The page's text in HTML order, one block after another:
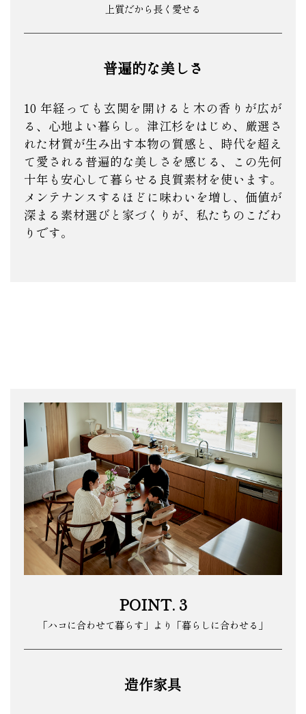
上質だから長く愛せる
普遍的な美しさ
10 年経っても玄関を開けると木の香りが広が
る、心地よい暮らし。津江杉をはじめ、厳選さ
れた材質が生み出す本物の質感と、時代を超え
て愛される普遍的な美しさを感じる、この先何
十年も安心して暮らせる良質素材を使います。
メンテナンスするほどに味わいを増し、価値が
深まる素材選びと家づくりが、私たちのこだわ
りです。
POINT. 3
「ハコに合わせて暮らす」より「暮らしに合わせる」
造作家具